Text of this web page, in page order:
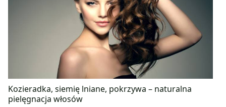
Kozieradka, siemię lniane, pokrzywa – naturalna
pielęgnacja włosów